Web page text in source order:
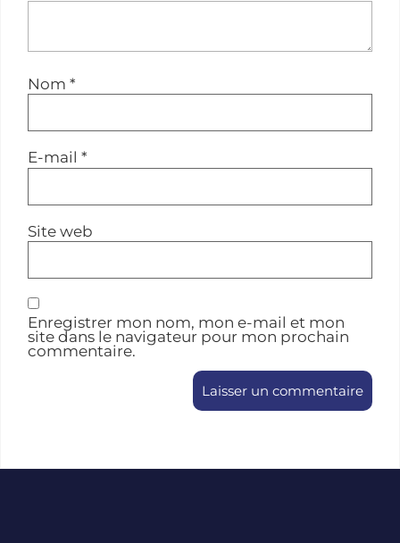
Nom *
E-mail *
Site web
Enregistrer mon nom, mon e-mail et mon
site dans le navigateur pour mon prochain
commentaire.